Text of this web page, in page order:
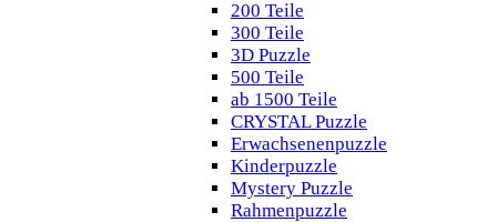
200 Teile
300 Teile
3D Puzzle
500 Teile
ab 1500 Teile
CRYSTAL Puzzle
Erwachsenenpuzzle
Kinderpuzzle
Mystery Puzzle
Rahmenpuzzle